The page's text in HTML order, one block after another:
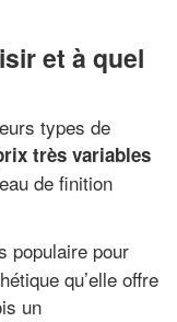
et à quel
types de
très variables
de finition
populaire pour
qu’elle offre
un